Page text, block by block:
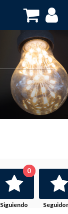
Siguiendo
0